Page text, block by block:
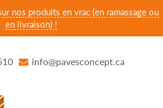
nos produits en vrac (en ramassage ou
en livraison) !
info@pavesconcept.ca